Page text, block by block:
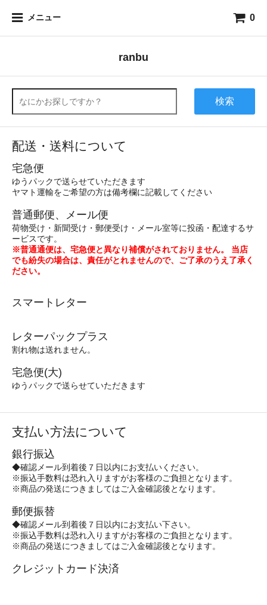
メニュー 0
ranbu
検索
配送・送料について
宅急便
ゆうパックで送らせていただきます
ヤマト運輸をご希望の方は備考欄に記載してください
普通郵便、メール便
荷物受け・新聞受け・郵便受け・メール室等に投函・配達するサ
ービスです。
※普通通便は、宅急便と異なり補償がされておりません。 当店
でも紛失の場合は、責任がとれませんので、ご了承のうえ了承く
ださい。
スマートレター
レターパックプラス
割れ物は送れません。
宅急便(大)
ゆうパックで送らせていただきます
支払い方法について
銀行振込
◆確認メール到着後７日以内にお支払いください。
※振込手数料は恐れ入りますがお客様のご負担となります。
※商品の発送につきましてはご入金確認後となります。
郵便振替
◆確認メール到着後７日以内にお支払い下さい。
※振込手数料は恐れ入りますがお客様のご負担となります。
※商品の発送につきましてはご入金確認後となります。
クレジットカード決済